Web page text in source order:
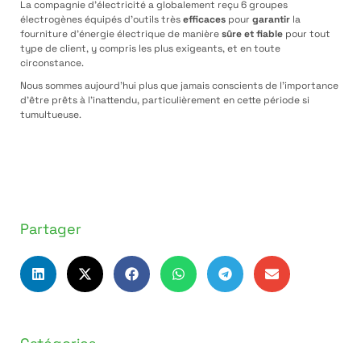
La compagnie d’électricité a globalement reçu 6 groupes
électrogènes équipés d’outils trèsefficaces pour garantir la
fourniture d’énergie électrique de manièresûre et fiable pour tout
type de client, y compris les plus exigeants, et en toute
circonstance.
Nous sommes aujourd’hui plus que jamais conscients de l’importance
d’être prêts à l’inattendu, particulièrement en cette période si
tumultueuse.
Partager